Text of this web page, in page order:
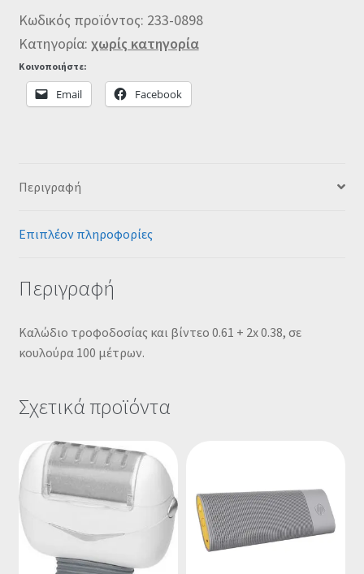
Κωδικός προϊόντος: 233-0898
Κατηγορία: χωρίς κατηγορία
Κοινοποιήστε:
Email Facebook
Περιγραφή
Επιπλέον πληροφορίες
Περιγραφή
Καλώδιο τροφοδοσίας και βίντεο 0.61 + 2x 0.38, σε
κουλούρα 100 μέτρων.
Σχετικά προϊόντα